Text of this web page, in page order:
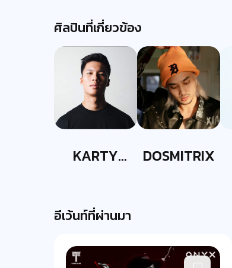
ศิลปินที่เกี่ยวข้อง
KARTY DOSMITRIX
อีเว้นท์ที่ผ่านมา